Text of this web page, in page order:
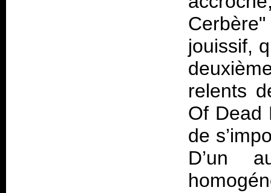
jouissif,
relents
Of Dead
de
D’un